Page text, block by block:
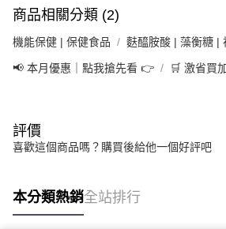
商品相關分類 (2)
機能保健 | 保健食品 麩醯胺酸 | 藻衡糖 |
📢 本月優惠｜點我搶先看 👉 🛒 激省買
評價
喜歡這個商品嗎？購買後給他一個好評吧
本分類熱銷全站排行